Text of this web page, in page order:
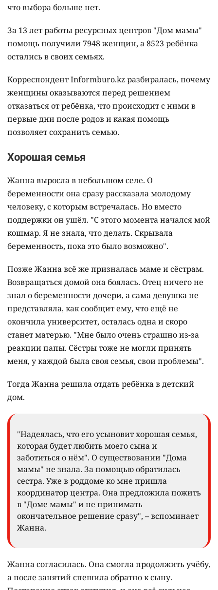
что выбора больше нет.
За 13 лет работы ресурсных центров "Дом мамы"
помощь получили 7948 женщин, а 8523 ребёнка
остались в своих семьях.
Корреспондент Informburo.kz разбиралась, почему
женщины оказываются перед решением
отказаться от ребёнка, что происходит с ними в
первые дни после родов и какая помощь
позволяет сохранить семью.
Хорошая семья
Жанна выросла в небольшом селе. О
беременности она сразу рассказала молодому
человеку, с которым встречалась. Но вместо
поддержки он ушёл. "С этого момента начался мой
кошмар. Я не знала, что делать. Скрывала
беременность, пока это было возможно".
Позже Жанна всё же призналась маме и сёстрам.
Возвращаться домой она боялась. Отец ничего не
знал о беременности дочери, а сама девушка не
представляла, как сообщит ему, что ещё не
окончила университет, осталась одна и скоро
станет матерью. "Мне было очень страшно из-за
реакции папы. Сёстры тоже не могли принять
меня, у каждой была своя семья, свои проблемы".
Тогда Жанна решила отдать ребёнка в детский
дом.
"Надеялась, что его усыновит хорошая семья,
которая будет любить моего сына и
заботиться о нём". О существовании "Дома
мамы" не знала. За помощью обратилась
сестра. Уже в роддоме ко мне пришла
координатор центра. Она предложила пожить
в "Доме мамы" и не принимать
окончательное решение сразу", – вспоминает
Жанна.
Жанна согласилась. Она смогла продолжить учёбу,
а после занятий спешила обратно к сыну.